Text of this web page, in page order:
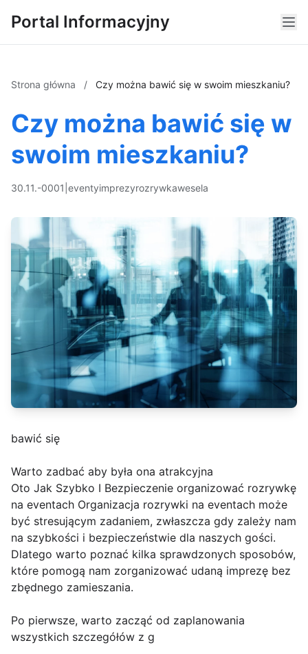
Portal Informacyjny
Strona główna / Czy można bawić się w swoim mieszkaniu?
Czy można bawić się w
swoim mieszkaniu?
30.11.-0001 eventyimprezyrozrywkawesela
bawić się
Warto zadbać aby była ona atrakcyjna
Oto Jak Szybko I Bezpieczenie organizować rozrywkę
na eventach Organizacja rozrywki na eventach może
być stresującym zadaniem, zwłaszcza gdy zależy nam
na szybkości i bezpieczeństwie dla naszych gości.
Dlatego warto poznać kilka sprawdzonych sposobów,
które pomogą nam zorganizować udaną imprezę bez
zbędnego zamieszania.
Po pierwsze, warto zacząć od zaplanowania
wszystkich szczegółów z g